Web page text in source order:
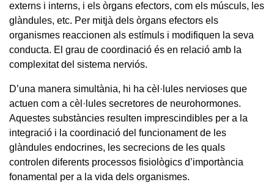
externs i interns, i els òrgans efectors, com els músculs, les
glàndules, etc. Per mitjà dels òrgans efectors els
organismes reaccionen als estímuls i modifiquen la seva
conducta. El grau de coordinació és en relació amb la
complexitat del sistema nerviós.
D’una manera simultània, hi ha cèl·lules nervioses que
actuen com a cèl·lules secretores de neurohormones.
Aquestes substàncies resulten imprescindibles per a la
integració i la coordinació del funcionament de les
glàndules endocrines, les secrecions de les quals
controlen diferents processos fisiològics d’importància
fonamental per a la vida dels organismes.